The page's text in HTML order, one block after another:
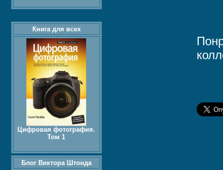
Книга для всех
Цифровая фотография.
Том 1
Блог Виктора Штонда